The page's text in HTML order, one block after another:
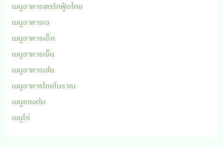
เมนูอาหารสตรีทฟู้ดไทย
เมนูอาหารเจ
เมนูอาหารเด็ก
เมนูอาหารเย็น
เมนูอาหารเส้น
เมนูอาหารไทยโบราณ
เมนูแกงต้ม
เมนูไก่